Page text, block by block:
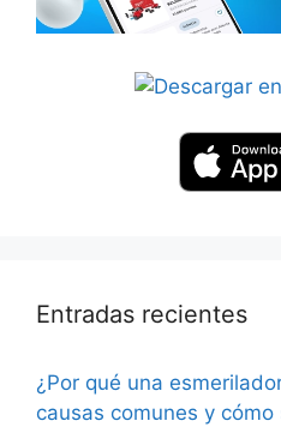
Entradas recientes
¿Por qué una
causas comunes y cómo